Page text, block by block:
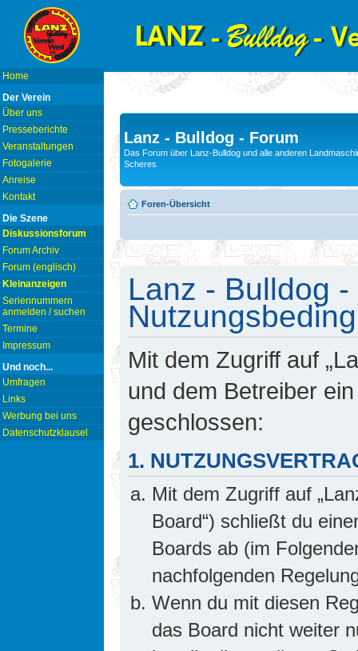
Home
Der Verein
Über uns
Presseberichte
Veranstaltungen
Fotogalerie
Anreise
Kontakt
Die Szene
Diskussionsforum
Forum Archiv
Forum (englisch)
Kleinanzeigen
Seriennummern
anmelden / suchen
Termine
Impressum
Und noch...
Umfragen
Links
Werbung bei uns
Datenschutzklausel
Lanz - Bulldog - Forum
Das Forum über Lanz-Bulldog und alle anderen
Scheres
Foren-Übersicht
Lanz - Bulldog
Mit dem Zugriff auf
und dem Betreiber
geschlossen:
1.
Mit dem Zugriff auf
Board“) schließt du
Boards ab (im
nachfolgenden
Wenn du mit diesen
das Board nicht weiter